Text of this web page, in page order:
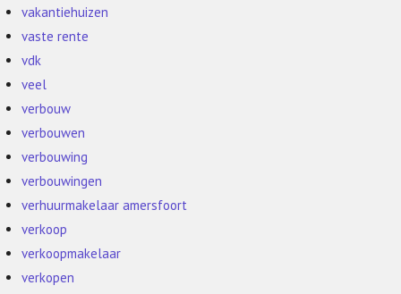
vakantiehuizen
vaste rente
vdk
veel
verbouw
verbouwen
verbouwing
verbouwingen
verhuurmakelaar amersfoort
verkoop
verkoopmakelaar
verkopen